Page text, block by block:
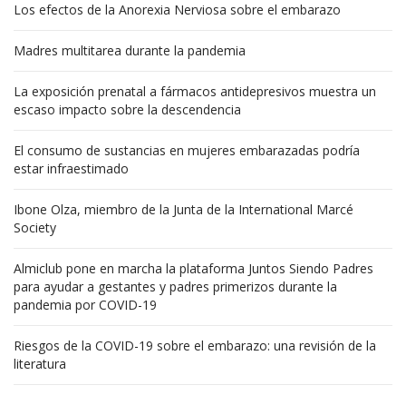
Los efectos de la Anorexia Nerviosa sobre el embarazo
Madres multitarea durante la pandemia
La exposición prenatal a fármacos antidepresivos muestra un
escaso impacto sobre la descendencia
El consumo de sustancias en mujeres embarazadas podría
estar infraestimado
Ibone Olza, miembro de la Junta de la International Marcé
Society
Almiclub pone en marcha la plataforma Juntos Siendo Padres
para ayudar a gestantes y padres primerizos durante la
pandemia por COVID-19
Riesgos de la COVID-19 sobre el embarazo: una revisión de la
literatura